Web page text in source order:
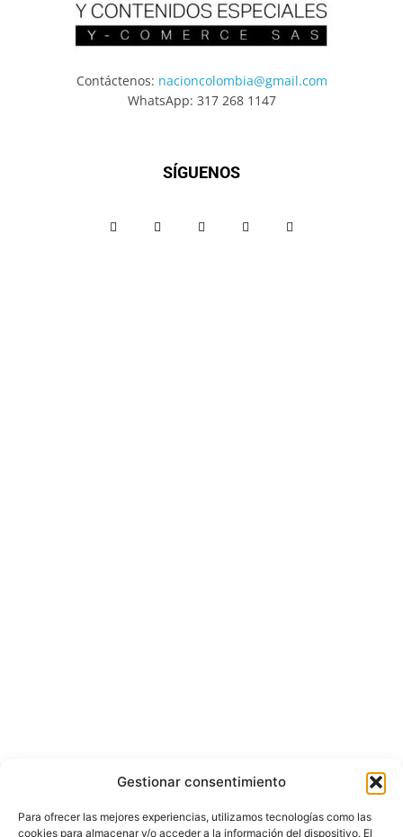
Gestionar consentimiento
Para ofrecer las mejores experiencias, utilizamos tecnologías como las
cookies para almacenar y/o acceder a la información del dispositivo. El
Contáctenos: nacioncolombia@gmail.com
WhatsApp: 317 268 1147
SÍGUENOS